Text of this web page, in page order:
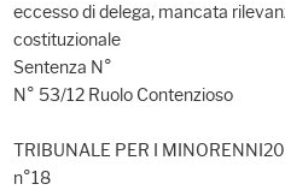
eccesso di delega, mancata
costituzionale
Sentenza N°
N° 53/12 Ruolo Contenzioso
TRIBUNALE PER I
n°18